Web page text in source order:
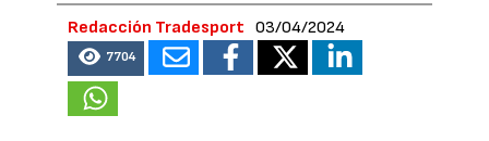
Redacción Tradesport 03/04/2024
7704